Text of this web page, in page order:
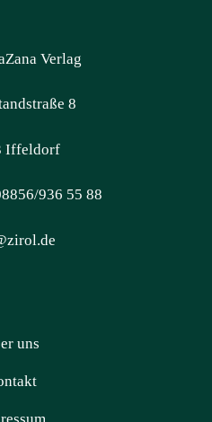
Verlag
8
Iffeldorf
936 55 88
uns